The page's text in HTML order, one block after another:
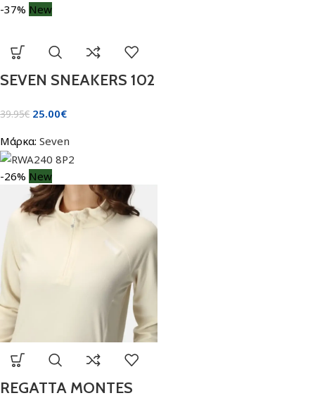
-37% New
SEVEN SNEAKERS 102
39.95€ 25.00€
Μάρκα: Seven
-26% New
REGATTA MONTES